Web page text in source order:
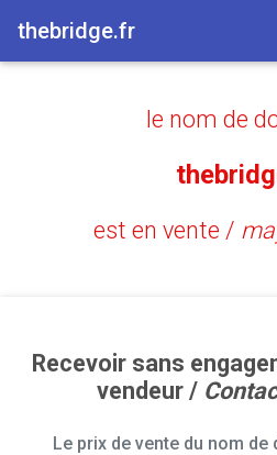
thebridge.fr
le nom de
est en vente /
Recevoir sans
vendeur /
Le prix de vente du nom